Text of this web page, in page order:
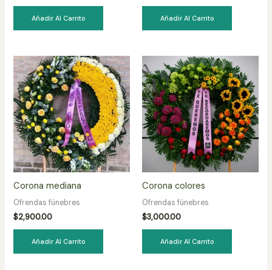
Añadir Al Carrito Añadir Al Carrito
Corona mediana
Ofrendas fúnebres
$2,900.00
Añadir Al Carrito
Corona colores
Ofrendas fúnebres
$3,000.00
Añadir Al Carrito